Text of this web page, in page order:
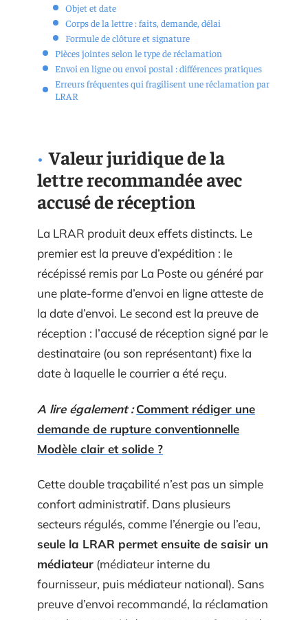
Objet et date
Corps de la lettre : faits, demande, délai
Formule de clôture et signature
Pièces jointes selon le type de réclamation
Envoi en ligne ou envoi postal : différences pratiques
Erreurs fréquentes qui fragilisent une réclamation par
LRAR
Valeur juridique de la
lettre recommandée avec
accusé de réception
La LRAR produit deux effets distincts. Le
premier est la preuve d’expédition : le
récépissé remis par La Poste ou généré par
une plate-forme d’envoi en ligne atteste de
la date d’envoi. Le second est la preuve de
réception : l’accusé de réception signé par le
destinataire (ou son représentant) fixe la
date à laquelle le courrier a été reçu.
A lire également : Comment rédiger une
demande de rupture conventionnelle
Modèle clair et solide ?
Cette double traçabilité n’est pas un simple
confort administratif. Dans plusieurs
secteurs régulés, comme l’énergie ou l’eau,
seule la LRAR permet ensuite de saisir un
médiateur (médiateur interne du
fournisseur, puis médiateur national). Sans
preuve d’envoi recommandé, la réclamation